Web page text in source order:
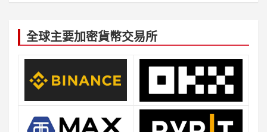
全球主要加密貨幣交易所